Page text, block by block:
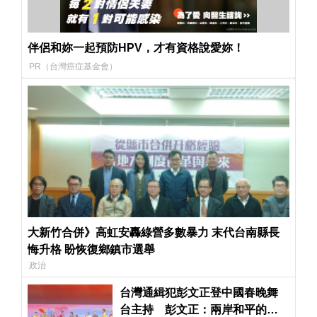
伴侶和妳一起預防HPV，才有資格說愛妳！
PR（台灣癌症基金會）
大新竹合併》高虹安轟綠營多數暴力 末代台南縣長
悔升格 盼恢復鄉鎮市選舉
政治
台灣通緝犯彭文正登中國春晚舞
台主持 彭文正：兩岸和平的一